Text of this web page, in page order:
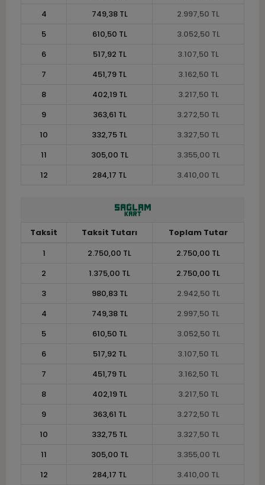
4
749,38 TL
2.997,50 TL
5
610,50 TL
3.052,50 TL
6
517,92 TL
3.107,50 TL
7
451,79 TL
3.162,50 TL
8
402,19 TL
3.217,50 TL
9
363,61 TL
3.272,50 TL
10
332,75 TL
3.327,50 TL
11
305,00 TL
3.355,00 TL
12
284,17 TL 3.410,00 TL
Taksit Taksit Tutarı
Toplam Tutar
1
2.750,00 TL
2.750,00 TL
2
1.375,00 TL
2.750,00 TL
3
980,83 TL
2.942,50 TL
4
749,38 TL
2.997,50 TL
5
610,50 TL
3.052,50 TL
6
517,92 TL
3.107,50 TL
7
451,79 TL
3.162,50 TL
8
402,19 TL
3.217,50 TL
9
363,61 TL
3.272,50 TL
10
332,75 TL
3.327,50 TL
11
305,00 TL
3.355,00 TL
12
284,17 TL 3.410,00 TL